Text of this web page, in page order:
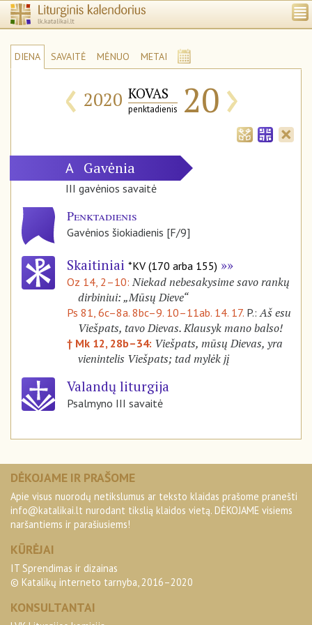
DIENA SAVAITĖ MĖNUO METAI
‹ 2020 KOVAS
penktadienis 20›
A Gavėnia
III gavėnios savaitė
Penktadienis
Gavėnios šiokiadienis [F/9]
Skaitiniai *KV (170 arba 155)
Oz 14, 2–10:Niekad nebesakysime savo rankų
dirbiniui: „Mūsų Dieve“
Ps 81, 6c–8a. 8bc–9. 10–11ab. 14. 17. P.:Aš esu
Viešpats, tavo Dievas. Klausyk mano balso!
† Mk 12, 28b–34: Viešpats, mūsų Dievas, yra
vienintelis Viešpats; tad mylėk jį
Valandų liturgija
Psalmyno III savaitė
DĖKOJAME IR PRAŠOME
Apie visus nuorodų netikslumus ar teksto klaidas prašome pranešti
info@katalikai.lt nurodant tikslią klaidos vietą. DĖKOJAME visiems
naršantiems ir parašiusiems!
KŪRĖJAI
IT Sprendimas ir dizainas
© Katalikų interneto tarnyba, 2016–2020
KONSULTANTAI